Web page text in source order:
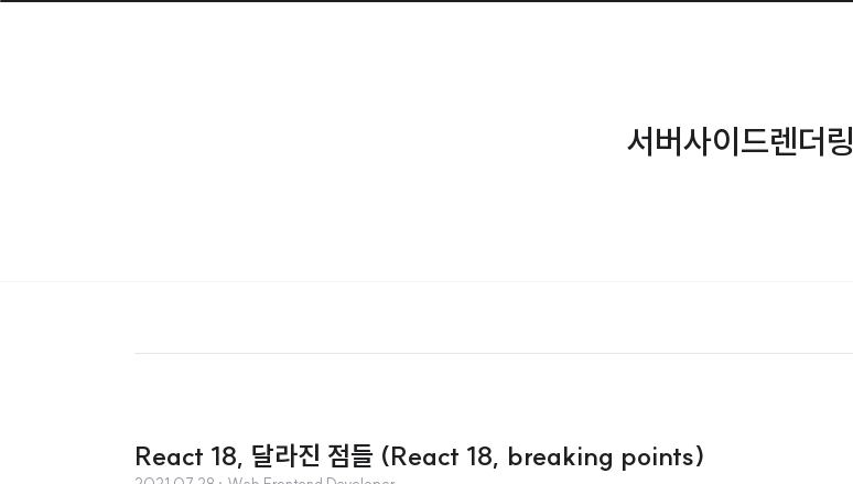
서버사이드렌더링
React 18, 달라진 점들 (React 18, breaking points)